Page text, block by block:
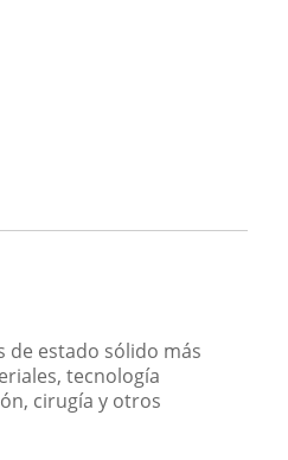
de estado sólido más
tecnología
cirugía y otros